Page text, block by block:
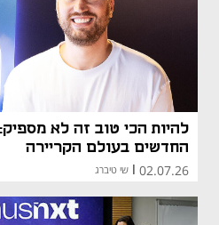
להיות הכי טוב זה לא
החדשים בעולם הקריירה
02.07.26 שי טיברג